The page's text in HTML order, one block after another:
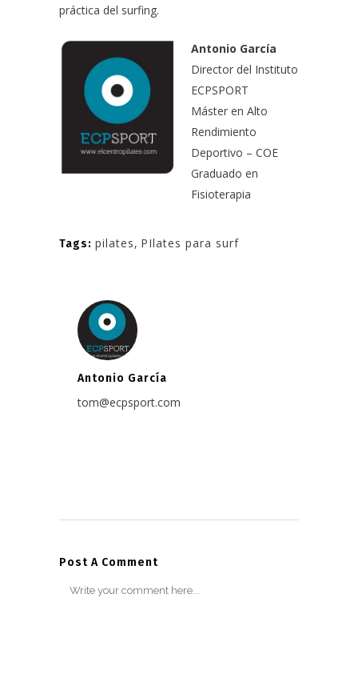
práctica del surfing.
Antonio García
Director del Instituto
ECPSPORT
Máster en Alto
Rendimiento
Deportivo – COE
Graduado en
Fisioterapia
Tags: pilates, PIlates para surf
Antonio García
tom@ecpsport.com
Post A Comment